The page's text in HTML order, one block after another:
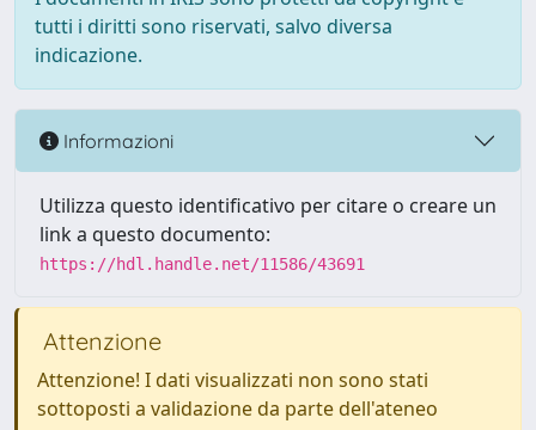
tutti i diritti sono riservati, salvo diversa
indicazione.
Informazioni
Utilizza questo identificativo per citare o creare un
link a questo documento:
https://hdl.handle.net/11586/43691
Attenzione
Attenzione! I dati visualizzati non sono stati
sottoposti a validazione da parte dell'ateneo